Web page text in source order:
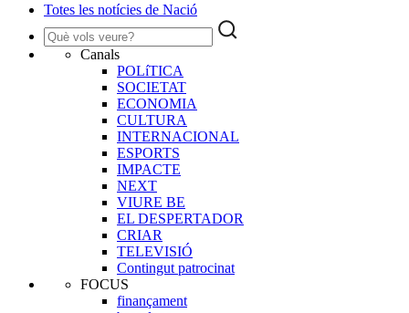
Totes les notícies de Nació
Canals
POLíTICA
SOCIETAT
ECONOMIA
CULTURA
INTERNACIONAL
ESPORTS
IMPACTE
NEXT
VIURE BE
EL DESPERTADOR
CRIAR
TELEVISIÓ
Contingut patrocinat
FOCUS
finançament